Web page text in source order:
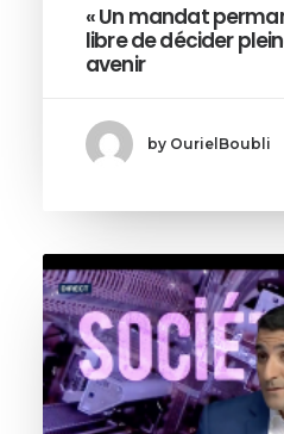
« Un mandat
libre de décider
avenir
by OurielBoubli